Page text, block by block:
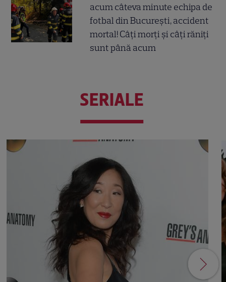
acum câteva minute echipa de
fotbal din București, accident
mortal! Câți morți și câți răniți
sunt până acum
SERIALE